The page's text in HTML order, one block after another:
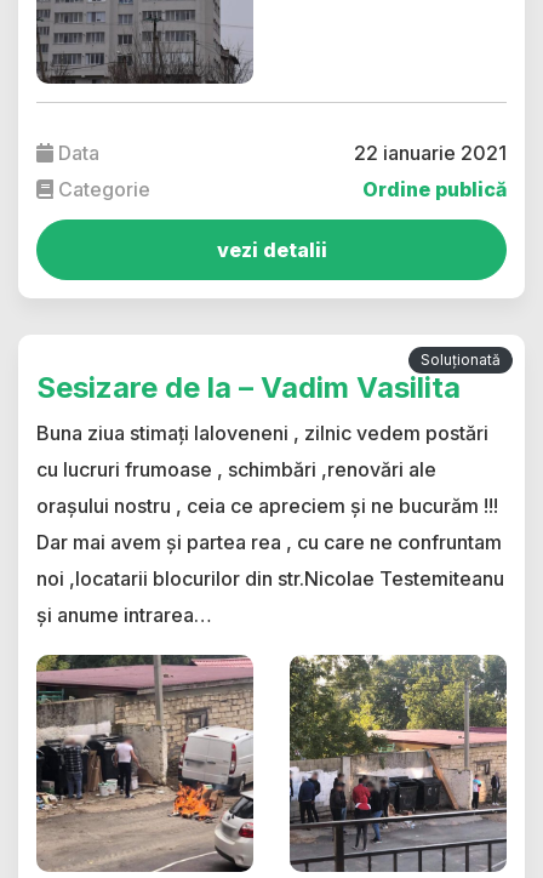
Data
22 ianuarie 2021
Categorie
Ordine publică
vezi detalii
Soluționată
Sesizare de la – Vadim Vasilita
Buna ziua stimați Ialoveneni , zilnic vedem postări
cu lucruri frumoase , schimbări ,renovări ale
orașului nostru , ceia ce apreciem și ne bucurăm !!!
Dar mai avem și partea rea , cu care ne confruntam
noi ,locatarii blocurilor din str.Nicolae Testemiteanu
și anume intrarea…